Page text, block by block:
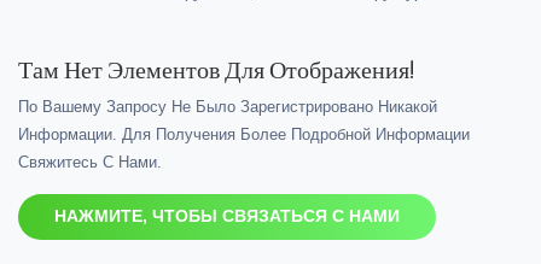
Там Нет Элементов Для Отображения!
По Вашему Запросу Не Было Зарегистрировано Никакой
Информации. Для Получения Более Подробной Информации
Свяжитесь С Нами.
НАЖМИТЕ, ЧТОБЫ СВЯЗАТЬСЯ С НАМИ